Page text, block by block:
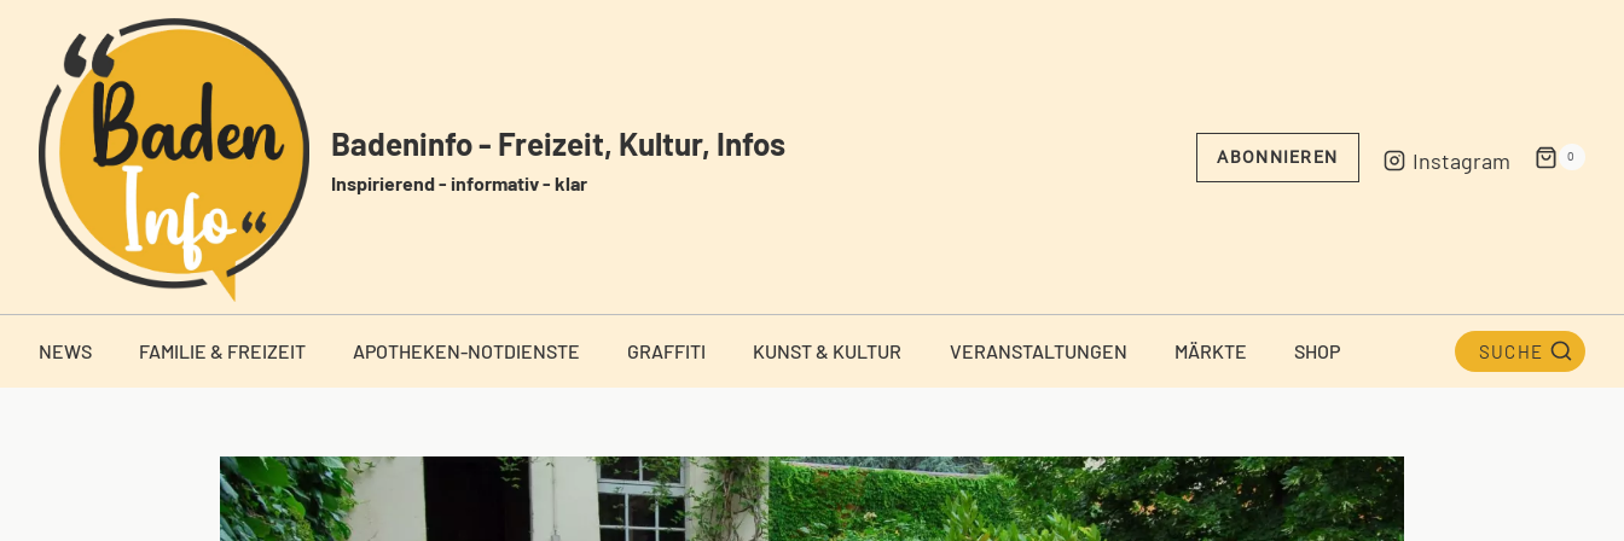
springen
Badeninfo - Freizeit, Kultur, Infos
Inspirierend - informativ - klar
ABONNIEREN Instagram 0
NEWS FAMILIE & FREIZEIT APOTHEKEN-NOTDIENSTE GRAFFITI KUNST & KULTUR VERANSTALTUNGEN MÄRKTE SHOP SUCHE